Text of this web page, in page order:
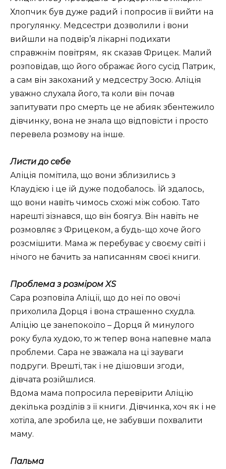
Хлопчик був дуже радий і попросив її вийти на
прогулянку. Медсестри дозволили і вони
вийшли на подвір’я лікарні подихати
справжнім повітрям, як сказав Фрицек. Малий
розповідав, що його ображає його сусід Патрик,
а сам він закоханий у медсестру Зосю. Аліція
уважно слухала його, та коли він почав
запитувати про смерть це не абияк збентежило
дівчинку, вона не знала що відповісти і просто
перевела розмову на інше.
Листи до себе
Аліція помітила, що вони зблизились з
Клаудією і це їй дуже подобалось. Їй здалось,
що вони навіть чимось схожі між собою. Тато
нарешті зізнався, що він боягуз. Він навіть не
розмовляє з Фрицеком, а будь-що хоче його
розсмішити. Мама ж перебуває у своєму світі і
нічого не бачить за написанням своєї книги.
Проблема з розміром XS
Сара розповіла Аліції, що до неї по овочі
прихолила Дорця і вона страшенно схудла.
Аліцію це занепокоїло – Дорця й минулого
року була худою, то ж тепер вона напевне мала
проблеми. Сара не зважала на ці зауваги
подруги. Врешті, так і не дішовши згоди,
дівчата розійшлися.
Вдома мама попросила перевірити Аліцію
декілька розділів з її книги. Дівчинка, хоч як і не
хотіла, але зробила це, не забувши похвалити
маму.
Пальма